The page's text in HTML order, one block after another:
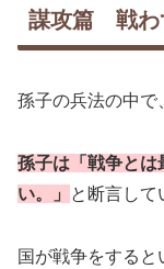
謀攻篇 戦わ
孫子の兵法の中で
孫子は「戦争とは
い。」
と断言して
国が戦争をする